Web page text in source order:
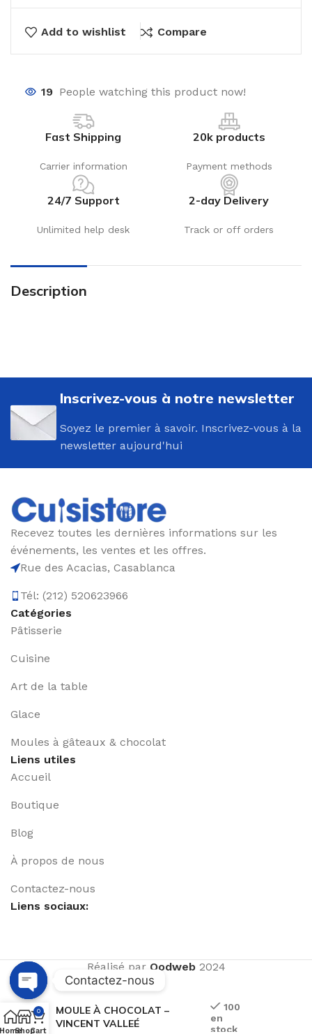
Add to wishlist Compare
19 People watching this product now!
Fast Shipping
Carrier information
20k products
Payment methods
24/7 Support
Unlimited help desk
2-day Delivery
Track or off orders
Description
Inscrivez-vous à notre newsletter
Soyez le premier à savoir. Inscrivez-vous à la
newsletter aujourd'hui
Recevez toutes les dernières informations sur les
événements, les ventes et les offres.
Rue des Acacias, Casablanca
Tél: (212) 520623966
Catégories
Pâtisserie
Cuisine
Art de la table
Glace
Moules à gâteaux & chocolat
Liens utiles
Accueil
Boutique
Blog
À propos de nous
Contactez-nous
Liens sociaux:
Réalisé par Qodweb2024
MOULE À CHOCOLAT –
VINCENT VALLEÉ
100
en
stock
HomeShop
0
Cart
Contactez-nous
Open
chaty